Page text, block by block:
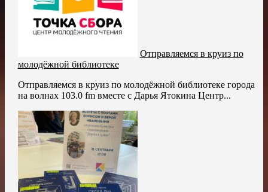
Отправляемся в круиз по
молодёжной библиотеке
Отправляемся в круиз по молодёжной библиотеке города
на волнах 103.0 fm вместе с Дарья Ятокина Центр...